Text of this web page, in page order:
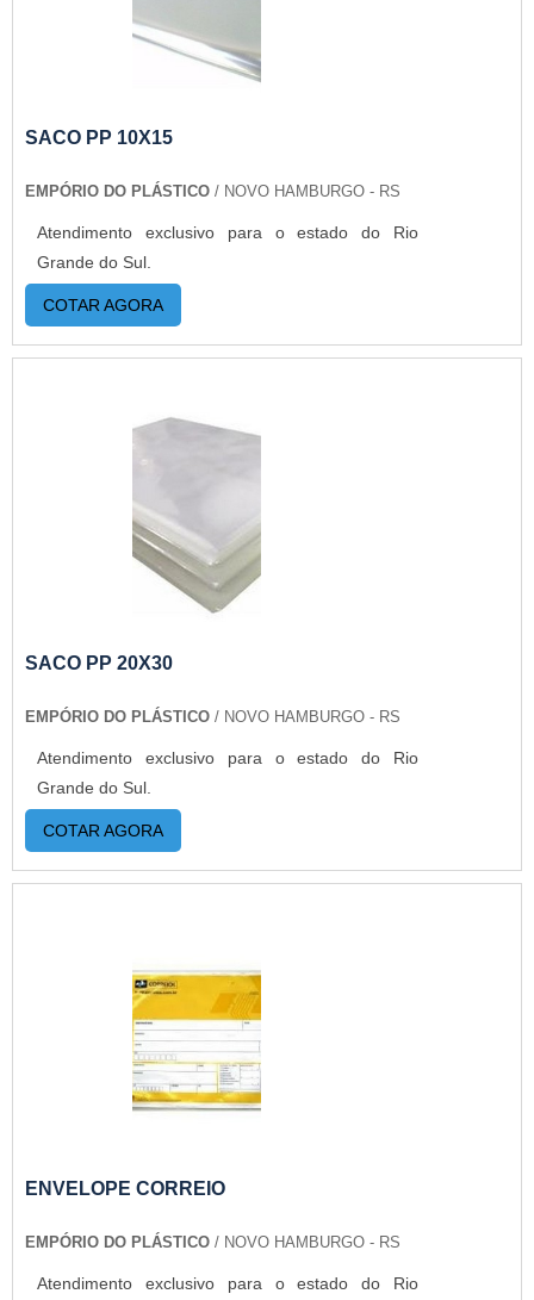
mais modernas e custos reduzidos. Aumentando,
assim, o mix de sacos a pronta entrega e venda
saber mais informações, basta solicitar um
SACO PP 10X15
EMPÓRIO DO PLÁSTICO / NOVO HAMBURGO - RS
Atendimento exclusivo para o estado do Rio
Grande do Sul.
COTAR AGORA
SACO PP 20X30
EMPÓRIO DO PLÁSTICO / NOVO HAMBURGO - RS
Atendimento exclusivo para o estado do Rio
Grande do Sul.
COTAR AGORA
ENVELOPE CORREIO
EMPÓRIO DO PLÁSTICO / NOVO HAMBURGO - RS
Atendimento exclusivo para o estado do Rio